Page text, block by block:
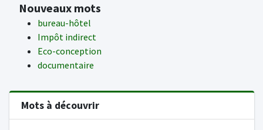
Nouveaux mots
bureau-hôtel
Impôt indirect
Eco-conception
documentaire
Mots à découvrir